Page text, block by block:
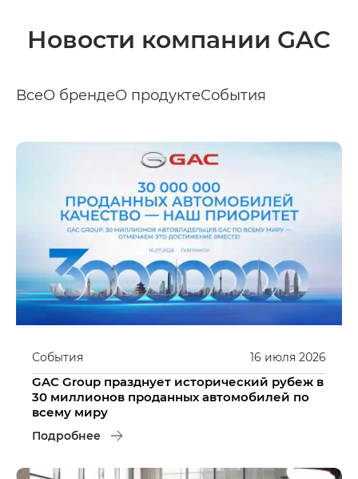
Новости компании GAC
ВсеО брендеО продуктеСобытия
16 июля 2026
События
GAC Group празднует исторический рубеж в
30 миллионов проданных автомобилей по
всему миру
Подробнее